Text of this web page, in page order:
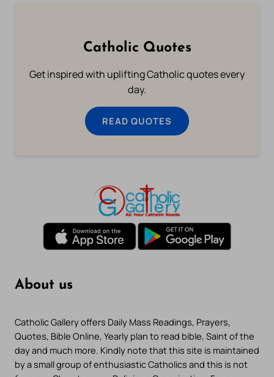
Catholic Quotes
Get inspired with uplifting Catholic quotes every
day.
READ QUOTES
About us
Catholic Gallery offers Daily Mass Readings, Prayers,
Quotes, Bible Online, Yearly plan to read bible, Saint of the
day and much more. Kindly note that this site is maintained
by a small group of enthusiastic Catholics and this is not